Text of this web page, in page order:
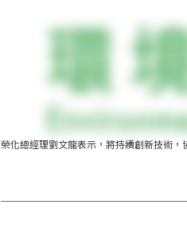
榮化總經理劉文龍表示，將持續創新技術